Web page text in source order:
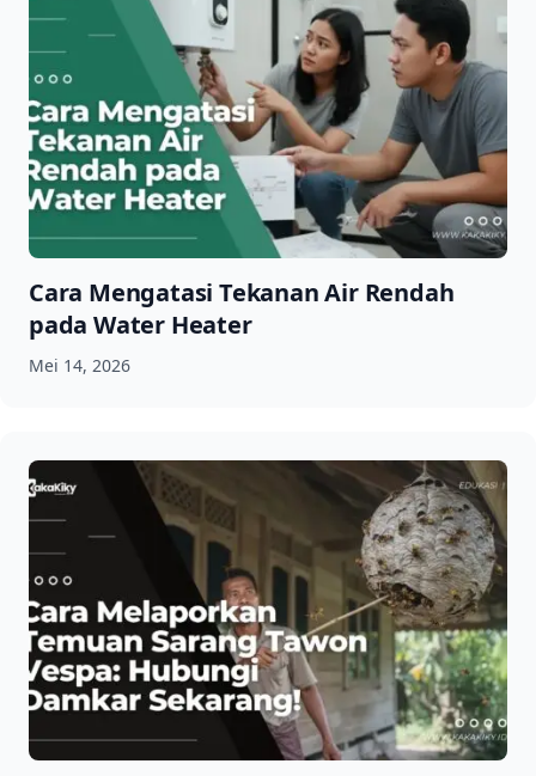
Cara Mengatasi Tekanan Air Rendah
pada Water Heater
Mei 14, 2026